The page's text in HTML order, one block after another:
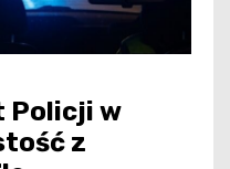
Policji w
z